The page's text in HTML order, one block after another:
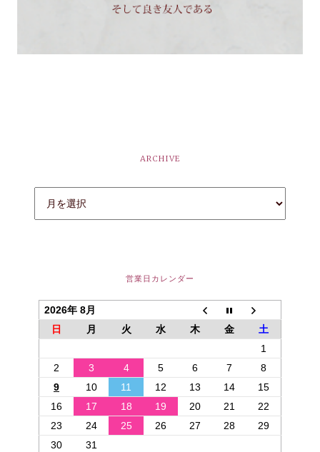
ARCHIVE
営業日カレンダー
2026年 8月
日
月 火 水 木 金
土
1
2
3 4 5 6 7
8
9
10 11 12 13 14
15
16
17 18 19 20 21
22
23
24 25 26 27 28
29
30
31